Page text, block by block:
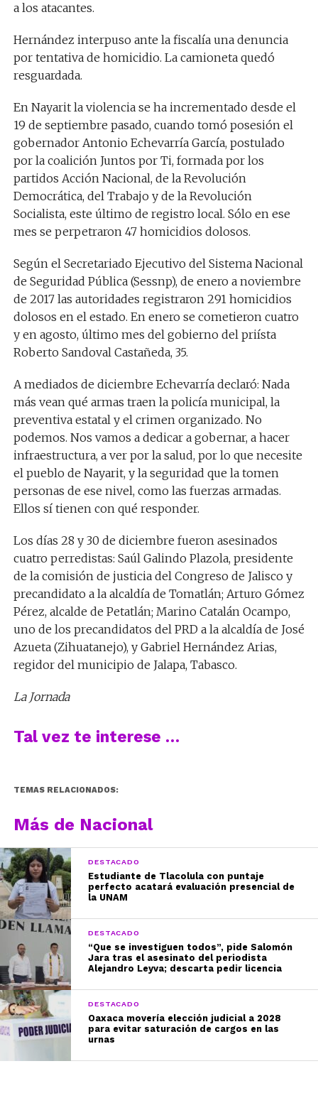
a los atacantes.
Hernández interpuso ante la fiscalía una denuncia
por tentativa de homicidio. La camioneta quedó
resguardada.
En Nayarit la violencia se ha incrementado desde el
19 de septiembre pasado, cuando tomó posesión el
gobernador Antonio Echevarría García, postulado
por la coalición Juntos por Ti, formada por los
partidos Acción Nacional, de la Revolución
Democrática, del Trabajo y de la Revolución
Socialista, este último de registro local. Sólo en ese
mes se perpetraron 47 homicidios dolosos.
Según el Secretariado Ejecutivo del Sistema Nacional
de Seguridad Pública (Sessnp), de enero a noviembre
de 2017 las autoridades registraron 291 homicidios
dolosos en el estado. En enero se cometieron cuatro
y en agosto, último mes del gobierno del priísta
Roberto Sandoval Castañeda, 35.
A mediados de diciembre Echevarría declaró: Nada
más vean qué armas traen la policía municipal, la
preventiva estatal y el crimen organizado. No
podemos. Nos vamos a dedicar a gobernar, a hacer
infraestructura, a ver por la salud, por lo que necesite
el pueblo de Nayarit, y la seguridad que la tomen
personas de ese nivel, como las fuerzas armadas.
Ellos sí tienen con qué responder.
Los días 28 y 30 de diciembre fueron asesinados
cuatro perredistas: Saúl Galindo Plazola, presidente
de la comisión de justicia del Congreso de Jalisco y
precandidato a la alcaldía de Tomatlán; Arturo Gómez
Pérez, alcalde de Petatlán; Marino Catalán Ocampo,
uno de los precandidatos del PRD a la alcaldía de José
Azueta (Zihuatanejo), y Gabriel Hernández Arias,
regidor del municipio de Jalapa, Tabasco.
La Jornada
Tal vez te interese …
TEMAS RELACIONADOS:
Más de Nacional
DESTACADO
Estudiante de Tlacolula con puntaje
perfecto acatará evaluación presencial de
la UNAM
DESTACADO
“Que se investiguen todos”, pide Salomón
Jara tras el asesinato del periodista
Alejandro Leyva; descarta pedir licencia
DESTACADO
Oaxaca movería elección judicial a 2028
para evitar saturación de cargos en las
urnas